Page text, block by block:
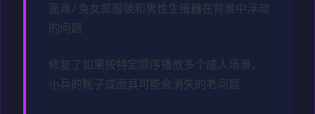
面具/兔女郎服装和男性生殖器在背景中浮动
的问题
修复了如果按特定顺序播放多个成人场景，
小兵的靴子或面具可能会消失的老问题